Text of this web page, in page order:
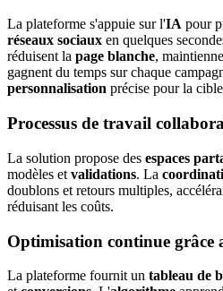
La plateforme s'appuie sur l'IA pour
réseaux sociaux en quelques
réduisent la page blanche,
gagnent du temps sur chaque
personnalisation précise pour la
Processus de travail
La solution propose des espaces
modèles et validations. La
doublons et retours multiples,
réduisant les coûts.
Optimisation continue grâce
La plateforme fournit un tableau de